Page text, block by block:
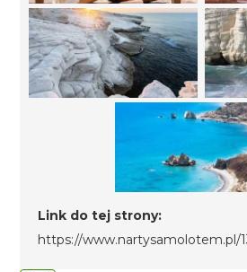
Link do tej strony:
https://www.nartysamolotem.pl/